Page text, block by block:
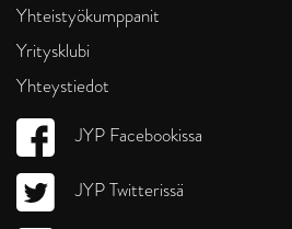
Yhteistyökumppanit
Yritysklubi
Yhteystiedot
JYP Facebookissa
JYP Twitterissä